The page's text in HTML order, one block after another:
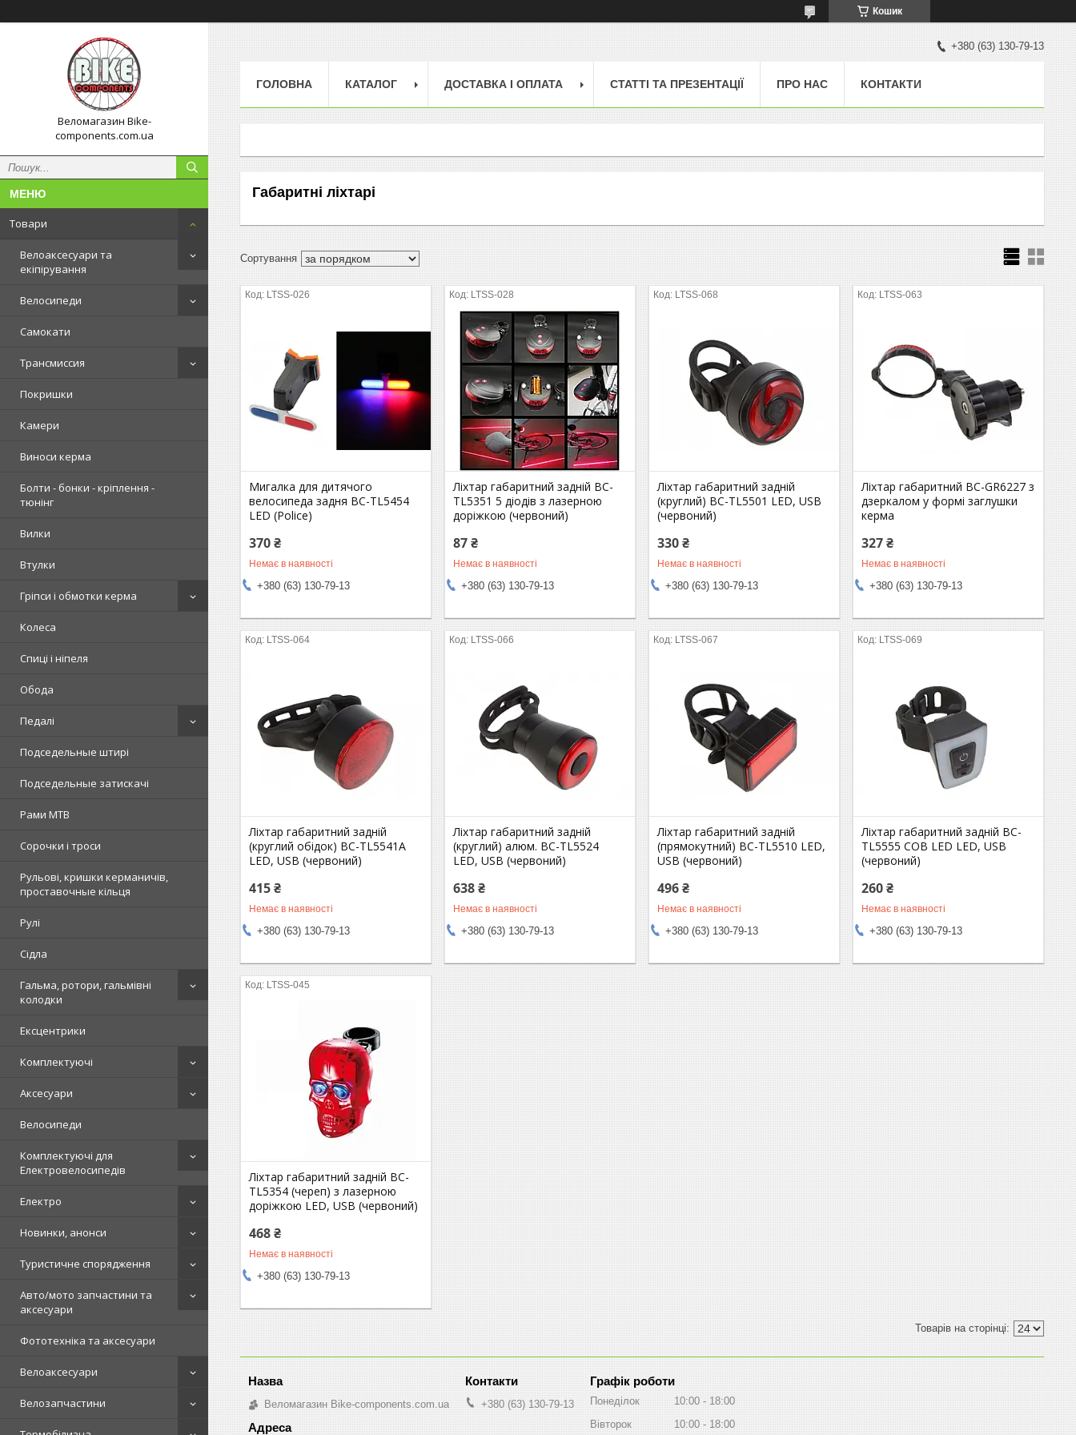
Кошик
Веломагазин Bike-
components.com.ua
Товари
Велоаксесуари та
екіпірування
Велосипеди
Самокати
Трансмиссия
Покришки
Камери
Виноси керма
Болти - бонки - кріплення -
тюнінг
Вилки
Втулки
Гріпси і обмотки керма
Колеса
Спиці і ніпеля
Обода
Педалі
Подседельные штирі
Подседельные затискачі
Рами MTB
Сорочки і троси
Рульові, кришки керманичів,
проставочные кільця
Рулі
Сідла
Гальма, ротори, гальмівні
колодки
Ексцентрики
Комплектуючі
Аксесуари
Велосипеди
Комплектуючі для
Електровелосипедів
Електро
Новинки, анонси
Туристичне спорядження
Авто/мото запчастини та
аксесуари
Фототехніка та аксесуари
Велоаксесуари
Велозапчастини
+380 (63) 130-79-13
ГОЛОВНА КАТАЛОГ ДОСТАВКА І ОПЛАТА СТАТТІ ТА ПРЕЗЕНТАЦІЇ ПРО НАС КОНТАКТИ
Габаритні ліхтарі
LTSS-026
Мигалка для дитячого
велосипеда задня BC-TL5454
LED (Police)
370 ₴
Немає в наявності
+380 (63) 130-79-13
LTSS-028
Ліхтар габаритний задній BC-
TL5351 5 діодів з лазерною
доріжкою (червоний)
87 ₴
Немає в наявності
+380 (63) 130-79-13
LTSS-068
Ліхтар габаритний задній
(круглий) BC-TL5501 LED, USB
(червоний)
330 ₴
Немає в наявності
+380 (63) 130-79-13
LTSS-063
Ліхтар габаритний BC-GR6227 з
дзеркалом у формі заглушки
керма
327 ₴
Немає в наявності
+380 (63) 130-79-13
LTSS-064
Ліхтар габаритний задній
(круглий обідок) BC-TL5541A
LED, USB (червоний)
415 ₴
Немає в наявності
+380 (63) 130-79-13
LTSS-066
Ліхтар габаритний задній
(круглий) алюм. BC-TL5524
LED, USB (червоний)
638 ₴
Немає в наявності
+380 (63) 130-79-13
LTSS-067
Ліхтар габаритний задній
(прямокутний) BC-TL5510 LED,
USB (червоний)
496 ₴
Немає в наявності
+380 (63) 130-79-13
LTSS-069
Ліхтар габаритний задній BC-
TL5555 COB LED LED, USB
(червоний)
260 ₴
Немає в наявності
+380 (63) 130-79-13
LTSS-045
Ліхтар габаритний задній BC-
TL5354 (череп) з лазерною
доріжкою LED, USB (червоний)
468 ₴
Немає в наявності
+380 (63) 130-79-13
Веломагазин Bike-components.com.ua +380 (63) 130-79-13
Графік роботи
Понеділок 10:00
18:00
Вівторок
10:00
18:00